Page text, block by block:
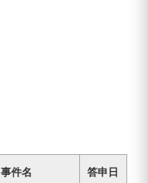
事件名 答申日